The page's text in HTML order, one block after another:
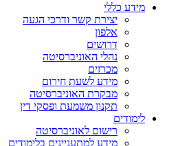
מידע כללי
יצירת קשר ודרכי הגעה
אלפון
דרושים
נהלי האוניברסיטה
מכרזים
מידע לשעת חירום
מבקרת האוניברסיטה
תקנון משמעת ופסקי דין
לימודים
רישום לאוניברסיטה
מידע למתעניינים בלימודים